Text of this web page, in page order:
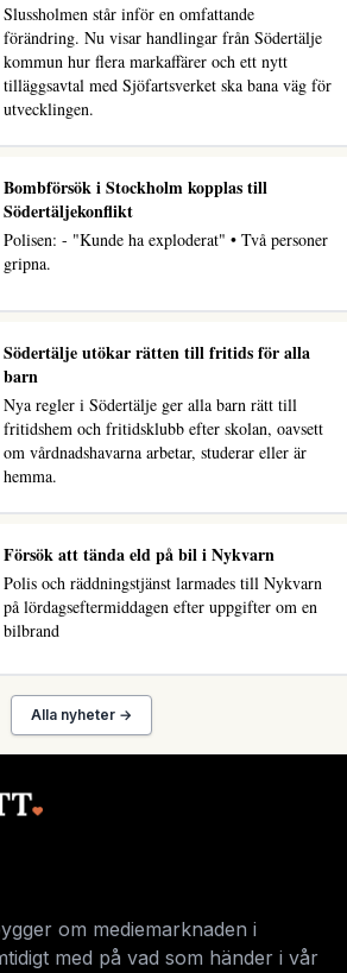
Slussholmen står inför en omfattande
förändring. Nu visar handlingar från Södertälje
kommun hur flera markaffärer och ett nytt
tilläggsavtal med Sjöfartsverket ska bana väg för
utvecklingen.
Bombförsök i Stockholm kopplas till
Södertäljekonflikt
Polisen: - "Kunde ha exploderat" • Två personer
gripna.
Södertälje utökar rätten till fritids för alla
barn
Nya regler i Södertälje ger alla barn rätt till
fritidshem och fritidsklubb efter skolan, oavsett
om vårdnadshavarna arbetar, studerar eller är
hemma.
Försök att tända eld på bil i Nykvarn
Polis och räddningstjänst larmades till Nykvarn
på lördagseftermiddagen efter uppgifter om en
bilbrand
Alla nyheter →
om mediemarknaden i
med på vad som händer i vår